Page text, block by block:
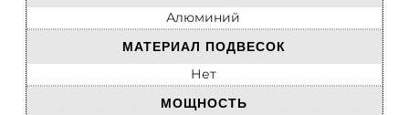
Алюминий
МАТЕРИАЛ ПОДВЕСОК
Нет
МОЩНОСТЬ